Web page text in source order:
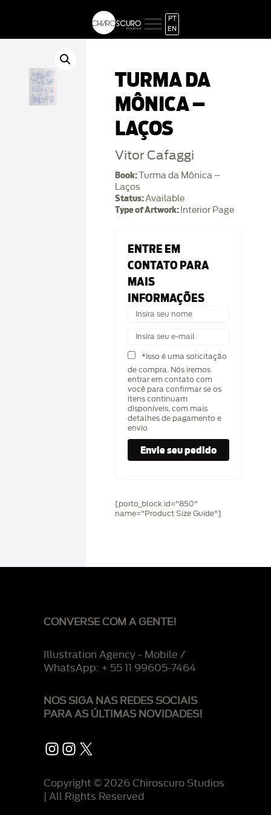
PT
EN
TURMA DA
MÔNICA –
LAÇOS
Vitor Cafaggi
Book:Turma da Mônica –
Laços
Status:Available
Type of Artwork: Interior Page
ENTRE EM
CONTATO PARA
MAIS
INFORMAÇÕES
*Isso é uma solicitação
de compra. Nós iremos
entrar em contato com
você para confirmar se os
itens continuam
disponíveis, com mais
detalhes de pagamento e
envio
[porto_block id="850"
name="Product Size Guide"]
CONVERSE COM A GENTE!
Illustration Agency - Mobile /
WhatsApp: + 55 11 99605-7464
NOS SIGA NAS REDES SOCIAIS
PARA AS ÚLTIMAS NOVIDADES!
Instagram
Instagram
X
Copyright © 2026 Chiroscuro Studios
| All Rights Reserved